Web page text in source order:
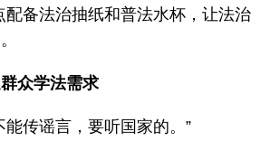
配备法治抽纸和普法水杯，让法治
众学法需求
传谣言，要听国家的。”